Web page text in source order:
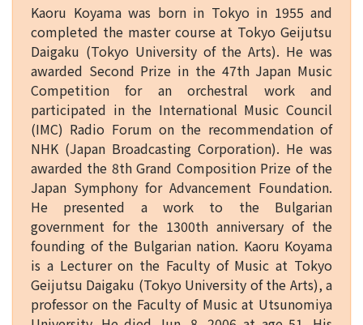
Kaoru Koyama was born in Tokyo in 1955 and
completed the master course at Tokyo Geijutsu
Daigaku (Tokyo University of the Arts). He was
awarded Second Prize in the 47th Japan Music
Competition for an orchestral work and
participated in the International Music Council
(IMC) Radio Forum on the recommendation of
NHK (Japan Broadcasting Corporation). He was
awarded the 8th Grand Composition Prize of the
Japan Symphony for Advancement Foundation.
He presented a work to the Bulgarian
government for the 1300th anniversary of the
founding of the Bulgarian nation. Kaoru Koyama
is a Lecturer on the Faculty of Music at Tokyo
Geijutsu Daigaku (Tokyo University of the Arts), a
professor on the Faculty of Music at Utsunomiya